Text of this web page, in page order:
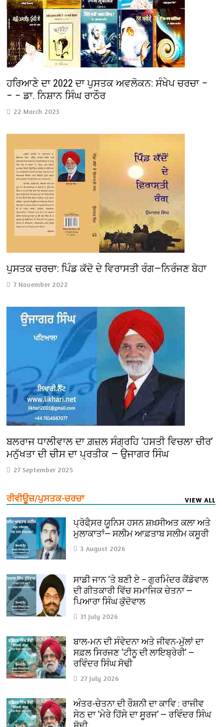
ਹਰਿਆਣੇ ਦਾ 2022 ਦਾ ਪੁਸਤਕ ਅਵਲੋਕਨ: ਸੰਖੇਪ ਚਰਚਾ –
– – ਡਾ. ਨਿਸ਼ਾਨ ਸਿੰਘ ਰਾਠੌਰ
22 March 2023
ਪੁਸਤਕ ਚਰਚਾ: ਪਿੰਡ ਕੱਦੋ ਦੇ ਵਿਰਾਸਤੀ ਰੰਗ—ਨਿਰੰਜਣ ਬੋਹਾ
7 November 2022
ਬਲਰਾਜ ਧਾਲੀਵਾਲ ਦਾ ਗ਼ਜ਼ਲ ਸੰਗ੍ਰਹਿ ‘ਹਸਤੀ ਵਿਚਲਾ ਚੀਰ’
ਮਨੁੱਖਤਾ ਦੀ ਚੀਸ ਦਾ ਪ੍ਰਤੀਕ — ਉਜਾਗਰ ਸਿੰਘ
27 September 2025
ਰੀਵੀਊਜ਼/ਪੁਸਤਕ-ਚਰਚਾ VIEW ALL
ਪ੍ਰੋਫੈ਼ਸਰ ਯੂਨਿਸ ਹਸਨ ਸ਼ਖ਼ਸੀਅਤ ਕਲਾ ਅਤੇ
ਮੁਲਾਕਾਤਾਂ— ਸਲੀਮ ਆਫ਼ਤਾਬ ਸਲੀਮ ਕਸੂਰੀ
3 August 2026
ਸਾਡੀ ਜਾਨ ‘ਤੇ ਬਣੀ ਏ – ਗੁਰਮਿੰਦਰ ਕੈਂਡੋਵਾਲ
ਦੀ ਗੀਤਕਾਰੀ ਵਿੱਚ ਸਮਾਜਿਕ ਚੇਤਨਾ —
ਪਿਆਰਾ ਸਿੰਘ ਕੁੱਦੋਵਾਲ
31 July 2026
ਬਾਲ-ਮਨ ਦੀ ਸੰਵੇਦਨਾ ਅਤੇ ਜੀਵਨ-ਮੁੱਲਾਂ ਦਾ
ਸਫ਼ਲ ਸਿਰਜਣ ‘ਟੀਨੂ ਦੀ ਲਾਇਬ੍ਰੇਰੀ’ —
ਰਵਿੰਦਰ ਸਿੰਘ ਸੋਢੀ
27 July 2026
ਅੰਤਰ-ਚੇਤਨਾ ਦੀ ਰੌਸ਼ਨੀ ਦਾ ਕਾਵਿ : ਰਾਜੀਵ
ਸੇਠ ਦਾ ‘ਮੇਰੇ ਹਿੱਸੇ ਦਾ ਸੂਰਜ’ — ਰਵਿੰਦਰ ਸਿੰਘ